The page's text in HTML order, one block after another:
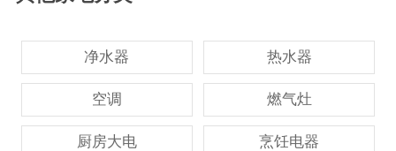
净水器 热水器
空调 燃气灶
厨房大电 烹饪电器